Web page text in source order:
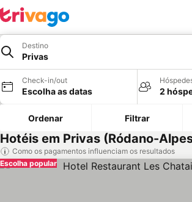
Destino
Privas
Check-in/out
Escolha as datas 2
Ordenar Filtrar
Hotéis em Privas (Ródano-
Como os pagamentos influenciam os resultados
Escolha popular